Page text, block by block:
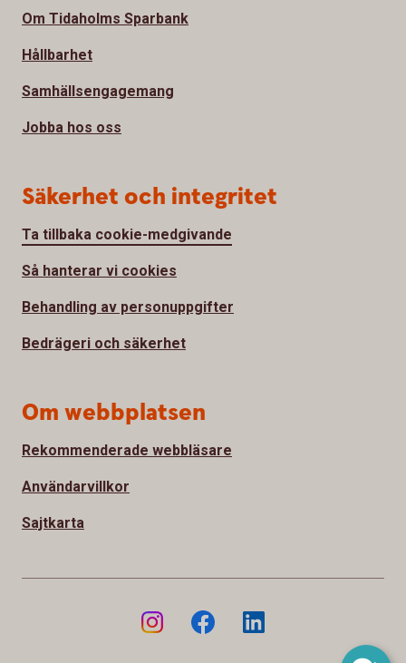
Om Tidaholms Sparbank
Hållbarhet
Samhällsengagemang
Jobba hos oss
Säkerhet och integritet
Ta tillbaka cookie-medgivande
Så hanterar vi cookies
Behandling av personuppgifter
Bedrägeri och säkerhet
Om webbplatsen
Rekommenderade webbläsare
Användarvillkor
Sajtkarta